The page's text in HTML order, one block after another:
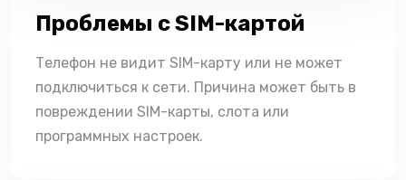
Проблемы с SIM-картой
Телефон не видит SIM-карту или не может
подключиться к сети. Причина может быть в
повреждении SIM-карты, слота или
программных настроек.